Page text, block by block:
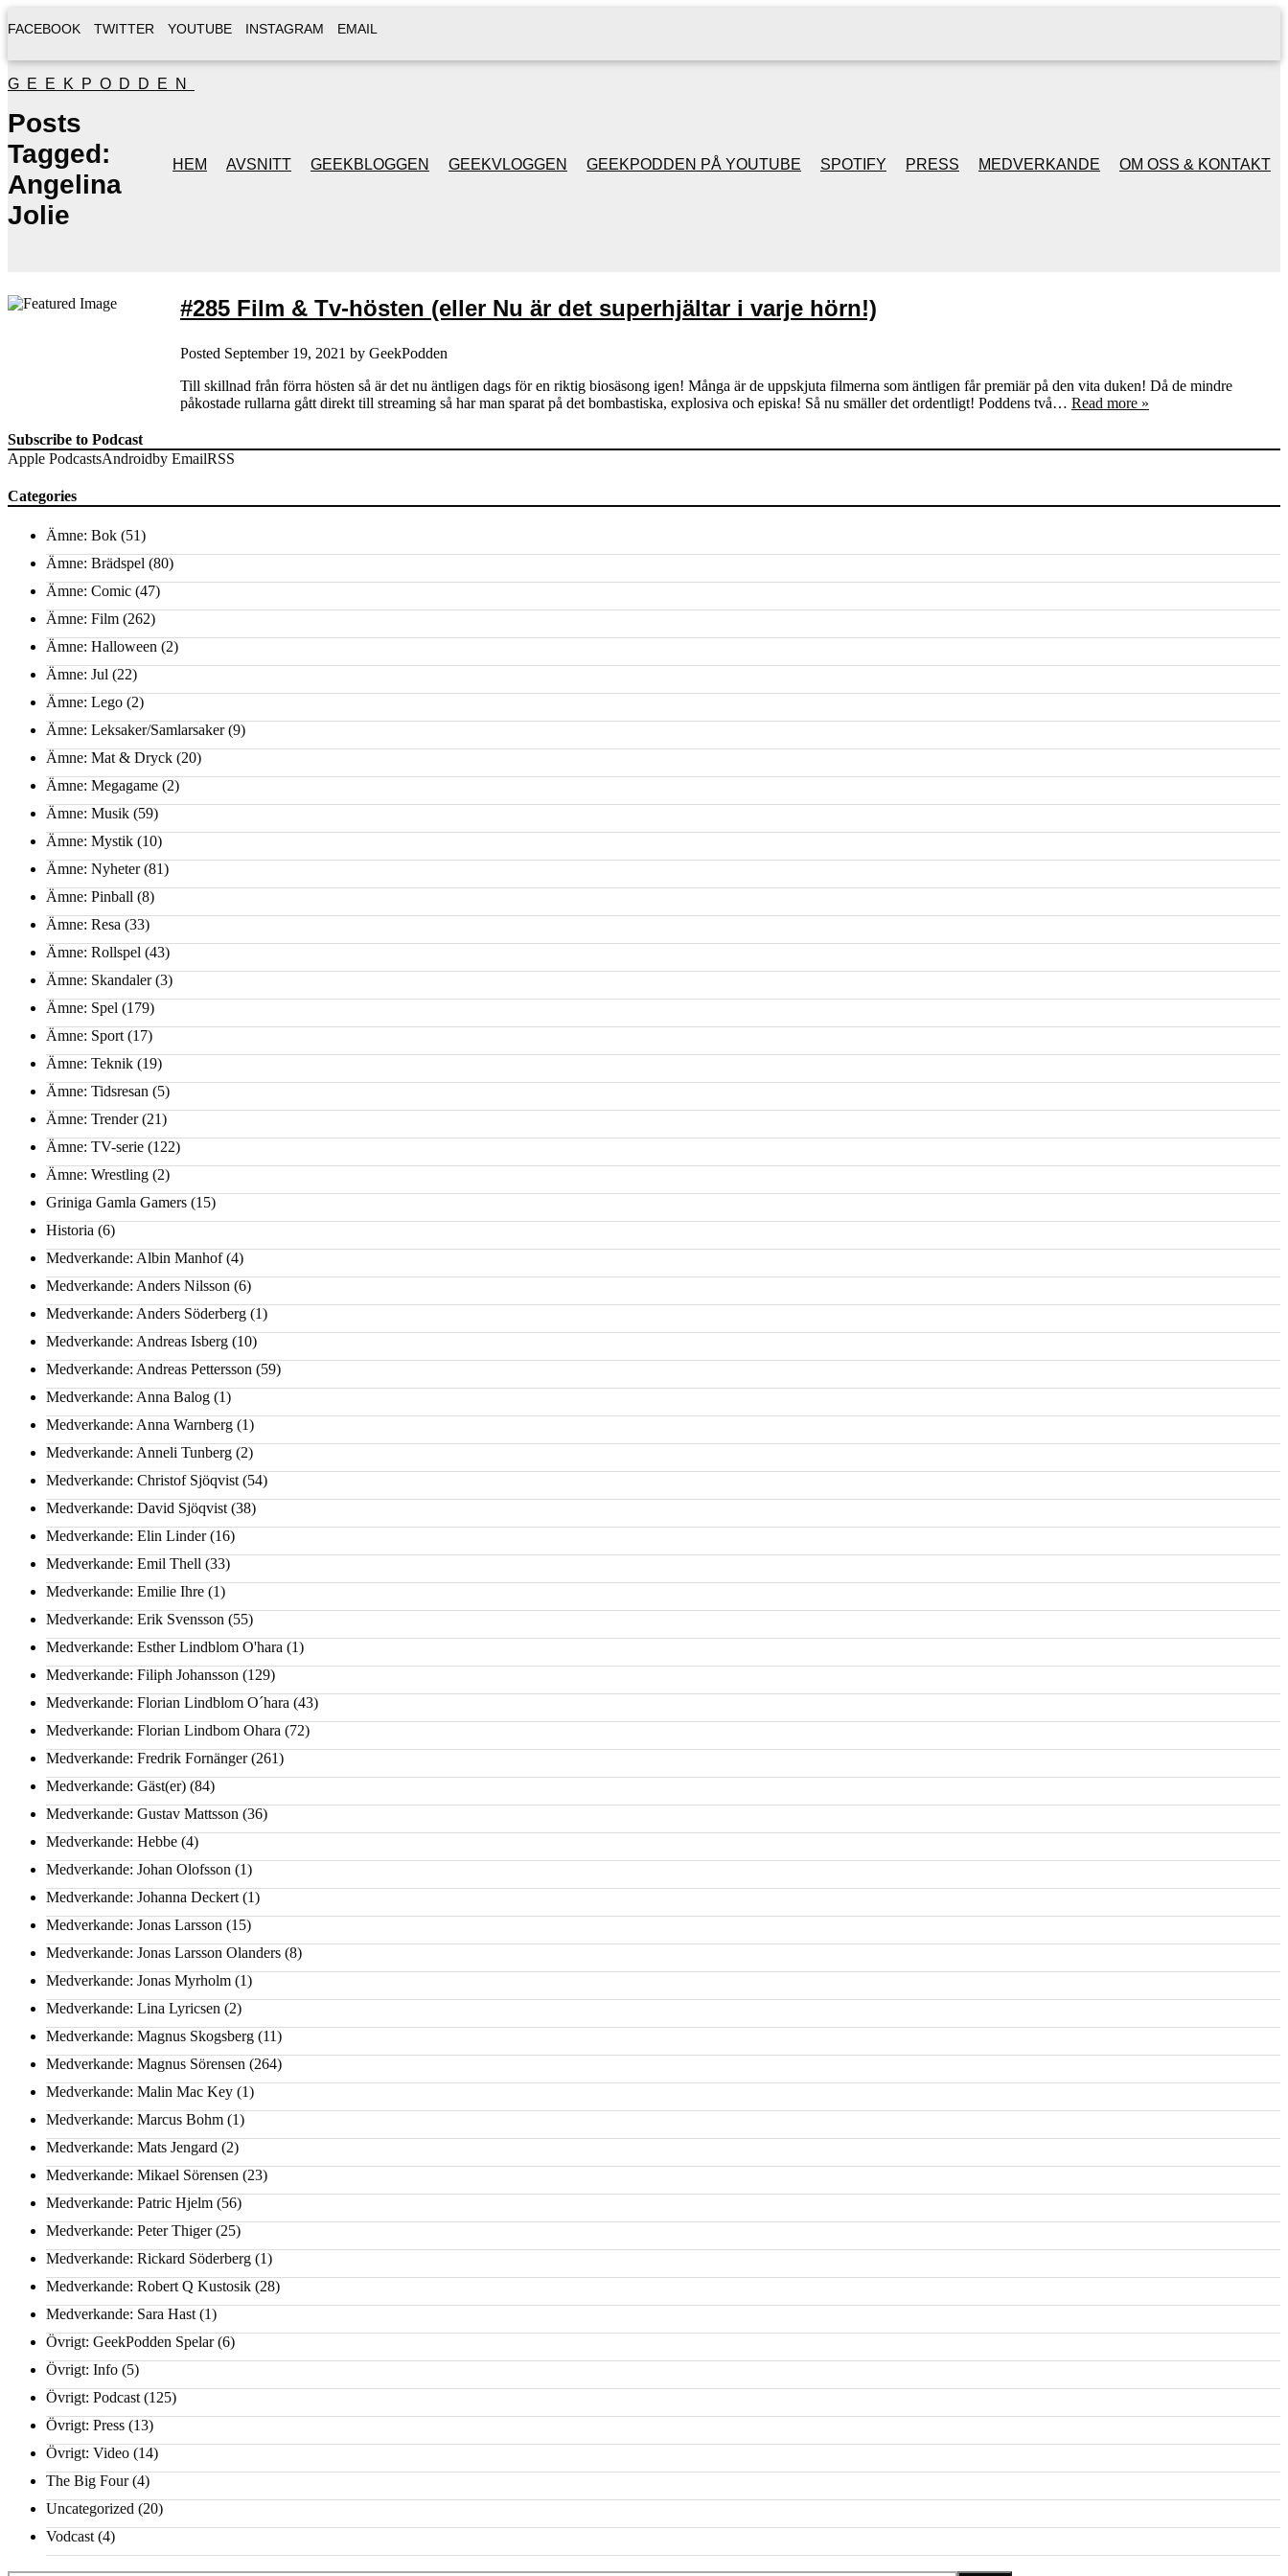
FACEBOOK TWITTER YOUTUBE INSTAGRAM EMAIL
GEEKPODDEN
HEM AVSNITT GEEKBLOGGEN GEEKVLOGGEN GEEKPODDEN PÅ YOUTUBE
& FILIPH
GEEKPODDENS
JULSPECIALER 2013
SPOTIFY PRESS MEDVERKANDE OM OSS & KONTAKT
Posts
Tagged:
Angelina
Jolie
#285 Film & Tv-hösten (eller Nu är det superhjältar i varje hörn!)
Posted September 19, 2021 by GeekPodden
Till skillnad från förra hösten så är det nu äntligen dags för en riktig biosäsong igen! Många är de uppskjuta filmerna som äntligen får premiär på den vita duken! Då de mindre
påkostade rullarna gått direkt till streaming så har man sparat på det bombastiska, explosiva och episka! Så nu smäller det ordentligt! Poddens två… Read more »
Subscribe to Podcast
Apple PodcastsAndroidby EmailRSS
Categories
Ämne: Bok (51)
Ämne: Brädspel (80)
Ämne: Comic (47)
Ämne: Film (262)
Ämne: Halloween (2)
Ämne: Jul (22)
Ämne: Lego (2)
Ämne: Leksaker/Samlarsaker(9)
Ämne: Mat & Dryck (20)
Ämne: Megagame (2)
Ämne: Musik (59)
Ämne: Mystik (10)
Ämne: Nyheter(81)
Ämne: Pinball (8)
Ämne: Resa (33)
Ämne: Rollspel (43)
Ämne: Skandaler(3)
Ämne: Spel (179)
Ämne: Sport (17)
Ämne: Teknik (19)
Ämne: Tidsresan (5)
Ämne: Trender(21)
Ämne: TV-serie (122)
Ämne: Wrestling (2)
Griniga Gamla Gamers (15)
Historia (6)
Medverkande: Albin Manhof(4)
Medverkande: Anders Nilsson (6)
Medverkande: Anders Söderberg (1)
Medverkande: Andreas Isberg (10)
Medverkande: Andreas Pettersson (59)
Medverkande: Anna Balog (1)
Medverkande: Anna Warnberg (1)
Medverkande: Anneli Tunberg (2)
Medverkande: Christof Sjöqvist (54)
Medverkande: David Sjöqvist (38)
Medverkande: Elin Linder(16)
Medverkande: Emil Thell (33)
Medverkande: Emilie Ihre (1)
Medverkande: Erik Svensson (55)
Medverkande: Esther Lindblom O'hara (1)
Medverkande: Filiph Johansson (129)
Medverkande: Florian Lindblom O´hara (43)
Medverkande: Florian Lindbom Ohara (72)
Medverkande: Fredrik Fornänger(261)
Medverkande: Gäst(er) (84)
Medverkande: Gustav Mattsson (36)
Medverkande: Hebbe (4)
Medverkande: Johan Olofsson (1)
Medverkande: Johanna Deckert (1)
Medverkande: Jonas Larsson (15)
Medverkande: Jonas Larsson Olanders (8)
Medverkande: Jonas Myrholm (1)
Medverkande: Lina Lyricsen (2)
Medverkande: Magnus Skogsberg (11)
Medverkande: Magnus Sörensen (264)
Medverkande: Malin Mac Key (1)
Medverkande: Marcus Bohm (1)
Medverkande: Mats Jengard (2)
Medverkande: Mikael Sörensen (23)
Medverkande: Patric Hjelm (56)
Medverkande: Peter Thiger(25)
Medverkande: Rickard Söderberg (1)
Medverkande: Robert Q Kustosik (28)
Medverkande: Sara Hast (1)
Övrigt: GeekPodden Spelar(6)
Övrigt: Info (5)
Övrigt: Podcast (125)
Övrigt: Press (13)
Övrigt: Video (14)
The Big Four(4)
Uncategorized (20)
Vodcast (4)